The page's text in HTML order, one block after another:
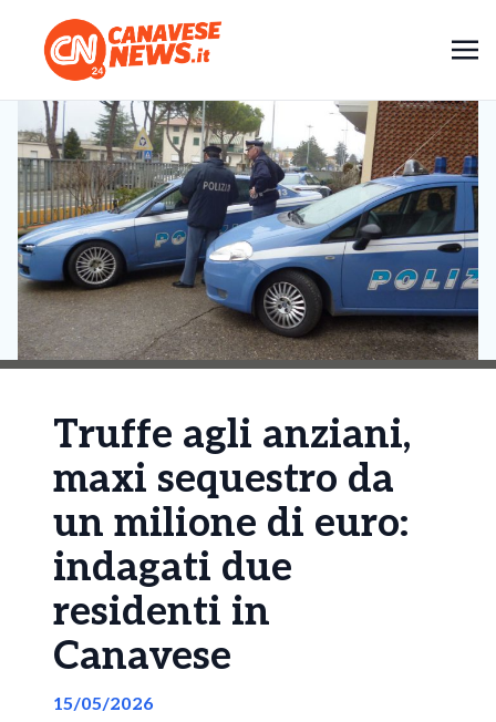
Truffe agli anziani,
maxi sequestro da
un milione di euro:
indagati due
residenti in
Canavese
15/05/2026